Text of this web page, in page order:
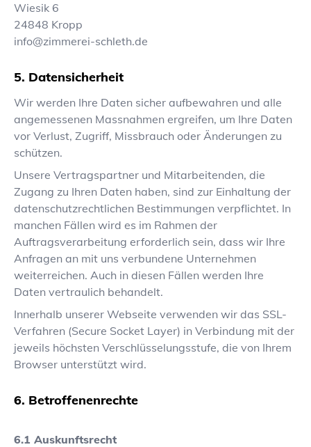
Wiesik 6
24848 Kropp
info@zimmerei-schleth.de
Datensicherheit
Wir werden Ihre Daten sicher aufbewahren und alle
angemessenen Massnahmen ergreifen, um Ihre Daten
vor Verlust, Zugriff, Missbrauch oder Änderungen zu
schützen.
Unsere Vertragspartner und Mitarbeitenden, die
Zugang zu Ihren Daten haben, sind zur Einhaltung der
datenschutzrechtlichen Bestimmungen verpflichtet. In
manchen Fällen wird es im Rahmen der
Auftragsverarbeitung erforderlich sein, dass wir Ihre
Anfragen an mit uns verbundene Unternehmen
weiterreichen. Auch in diesen Fällen werden Ihre
Daten vertraulich behandelt.
Innerhalb unserer Webseite verwenden wir das SSL-
Verfahren (Secure Socket Layer) in Verbindung mit der
jeweils höchsten Verschlüsselungsstufe, die von Ihrem
Browser unterstützt wird.
Betroffenenrechte
Auskunftsrecht